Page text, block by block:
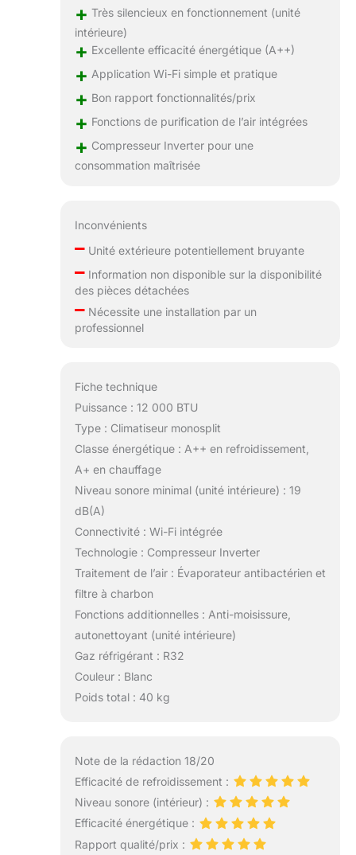
+ Très silencieux en fonctionnement (unité
intérieure)
+ Excellente efficacité énergétique (A++)
+ Application Wi-Fi simple et pratique
+ Bon rapport fonctionnalités/prix
+ Fonctions de purification de l’air intégrées
+ Compresseur Inverter pour une
consommation maîtrisée
Inconvénients
–Unité extérieure potentiellement bruyante
–Information non disponible sur la disponibilité
des pièces détachées
–Nécessite une installation par un
professionnel
Fiche technique
Puissance : 12 000 BTU
Type : Climatiseur monosplit
Classe énergétique : A++ en refroidissement,
A+ en chauffage
Niveau sonore minimal (unité intérieure) : 19
dB(A)
Connectivité : Wi-Fi intégrée
Technologie : Compresseur Inverter
Traitement de l’air : Évaporateur antibactérien et
filtre à charbon
Fonctions additionnelles : Anti-moisissure,
autonettoyant (unité intérieure)
Gaz réfrigérant : R32
Couleur : Blanc
Poids total : 40 kg
Note de la rédaction 18/20
Efficacité de refroidissement :
Niveau sonore (intérieur) :
Efficacité énergétique :
Rapport qualité/prix :